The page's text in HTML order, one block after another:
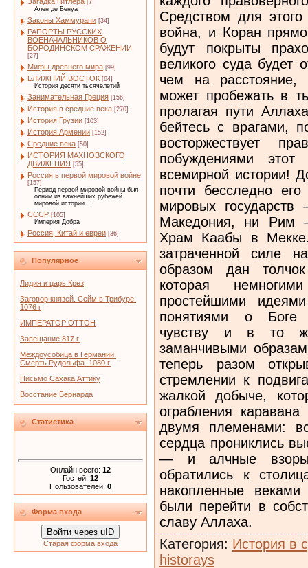
[7]
Ален де Бенуа
Законы Хаммурапи [34]
РАПОРТЫ РУССКИХ
ВОЕНАЧАЛЬНИКОВ О
БОРОДИНСКОМ СРАЖЕНИИ
[27]
Мифы древнего мира [99]
БЛИЖНИЙ ВОСТОК [64]
История десяти тысячелетий
Занимательная Греция [156]
История в средние века [270]
История Грузии [103]
История Армении [152]
Средние века [50]
ИСТОРИЯ МАХНОВСКОГО
ДВИЖЕНИЯ [55]
Россия в первой мировой войне
[157]
Период первой мировой войны был
одним из важнейших рубежей
мировой истории...
СССР [105]
Империя Добра
Россия, Китай и евреи [36]
Популярное
Лидия и царь Крез
Заговор князей. Сейм в Трибуре.
1076 г
ИМПЕРАТОР ОТТОН
Завещание 817 г.
Междоусобица в Германии.
Смерть Рудольфа. 1080 г.
Письмо Сахака Аттику
Восстание Бернарда
Статистика
Онлайн всего: 12
Гостей: 12
Пользователей: 0
Форма входа
Войти через uID
Старая форма входа
Средством для этого
война, и Коран
будут покрыты
великого суда будет
чем на расстояние,
может пробежать в
пролагая пути
бейтесь с врагами,
восторжествует
побуждениями
всемирной истории!
почти бесследно
мировых
Македония, ни Рим
Храм Каабы в
затраченной силе
образом дан
которая
простейшими
понятиями о Боге
чувству и в то
заманчивыми
теперь разом
стремлении к
жалкой добыче,
ограбления
двумя племенами:
сердца прониклись
— и алчные взоры
обратились к
накопленные
были перейти в
славу Аллаха.
Категория: История в
historays